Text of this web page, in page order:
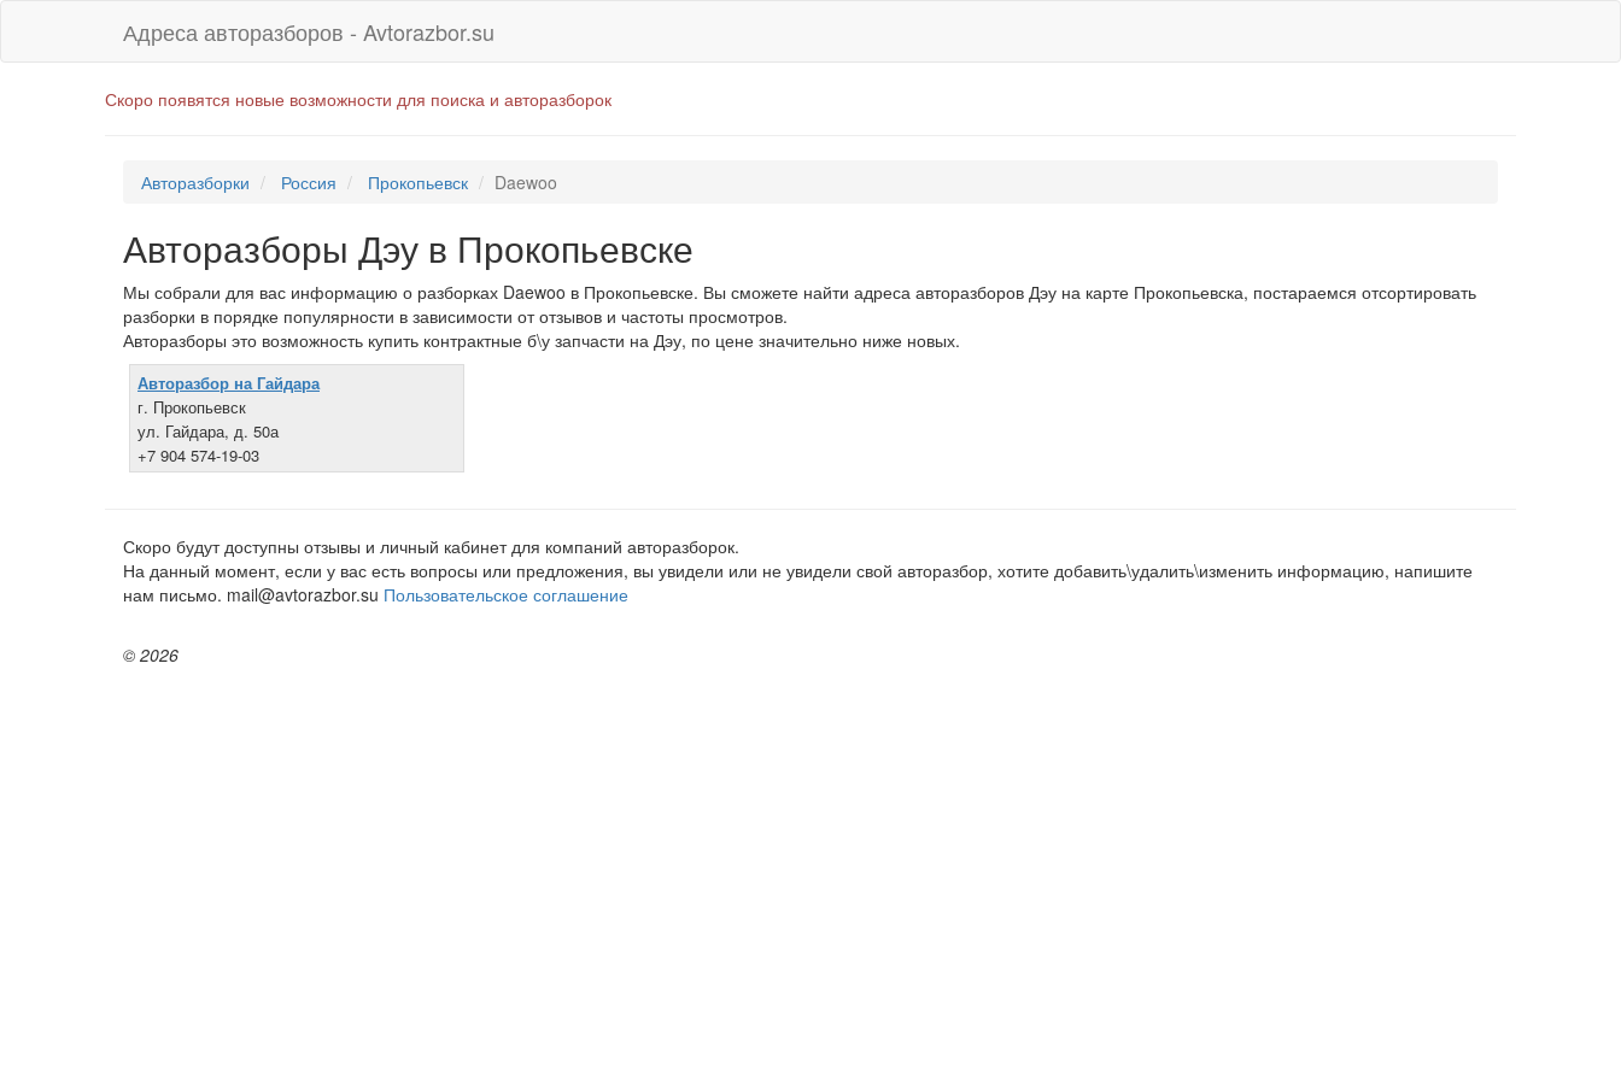
Адреса авторазборов - Avtorazbor.su
Скоро появятся новые возможности для поиска и авторазборок
Авторазборки Россия Прокопьевск Daewoo
Авторазборы Дэу в Прокопьевске
Мы собрали для вас информацию о разборках Daewoo в Прокопьевске. Вы сможете найти адреса авторазборов Дэу на карте Прокопьевска, постараемся отсортировать
разборки в порядке популярности в зависимости от отзывов и частоты просмотров.
Авторазборы это возможность купить контрактные б\у запчасти на Дэу, по цене значительно ниже новых.
Авторазбор на Гайдара
г. Прокопьевск
ул. Гайдара, д. 50а
+7 904 574-19-03
Скоро будут доступны отзывы и личный кабинет для компаний авторазборок.
На данный момент, если у вас есть вопросы или предложения, вы увидели или не увидели свой авторазбор, хотите добавить\удалить\изменить информацию, напишите
нам письмо. mail@avtorazbor.su Пользовательское соглашение
© 2026